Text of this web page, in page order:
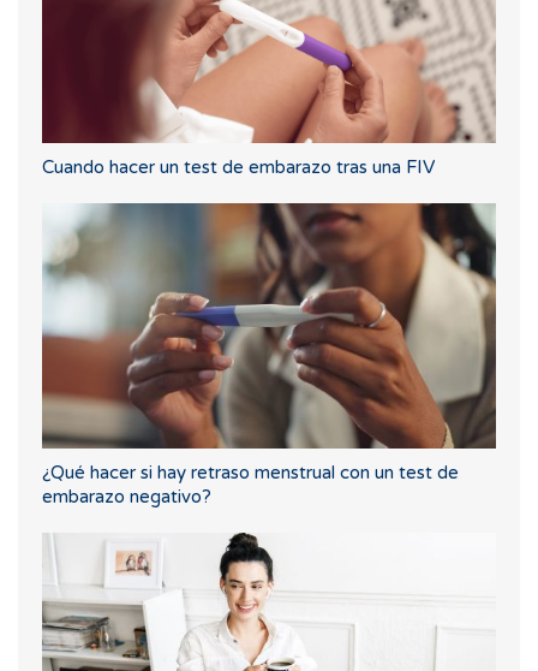
Cuando hacer un test de embarazo tras una FIV
¿Qué hacer si hay retraso menstrual con un test de
embarazo negativo?